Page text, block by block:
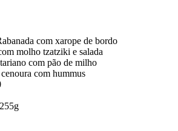
com xarope de bordo
molho tzatziki e salada
com pão de milho
com hummus
255g